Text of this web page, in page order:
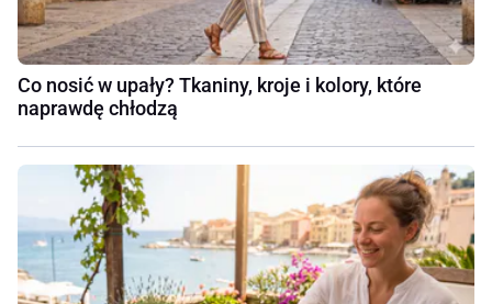
Co nosić w upały? Tkaniny, kroje i kolory, które
naprawdę chłodzą